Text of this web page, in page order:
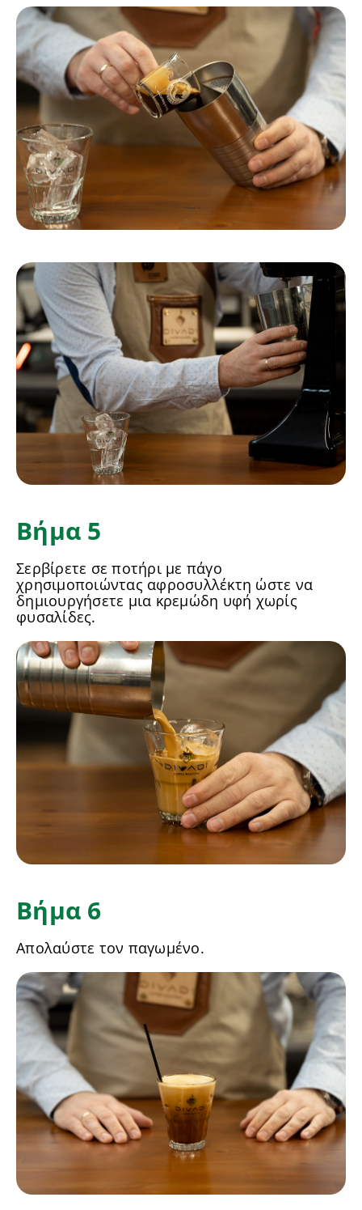
Βήμα 5
Σερβίρετε σε ποτήρι με πάγο
χρησιμοποιώντας αφροσυλλέκτη ώστε να
δημιουργήσετε μια κρεμώδη υφή χωρίς
φυσαλίδες.
Βήμα 6
Απολαύστε τον παγωμένο.